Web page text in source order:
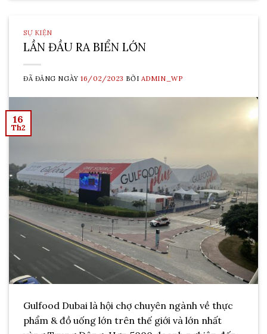
SỰ KIỆN
LẦN ĐẦU RA BIỂN LỚN
ĐÃ ĐĂNG NGÀY16/02/2023 BỞI ADMIN_WP
16
Th2
Gulfood Dubai là hội chợ chuyên ngành về thực
phẩm & đồ uống lớn trên thế giới và lớn nhất